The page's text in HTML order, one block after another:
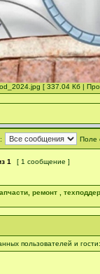
[ 337.04 Кб |
Поле
1 [ 1 сообщение ]
ремонт ,
пользователей и